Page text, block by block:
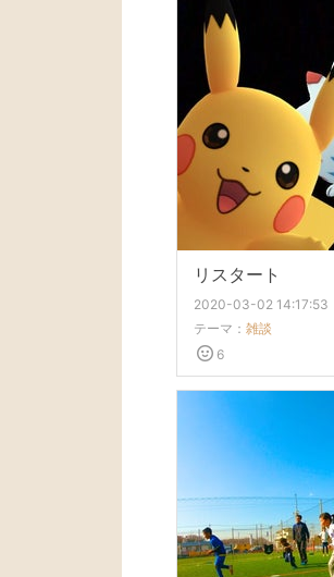
リスタート
2020-03-02 14:17:53
テーマ： 雑談
6